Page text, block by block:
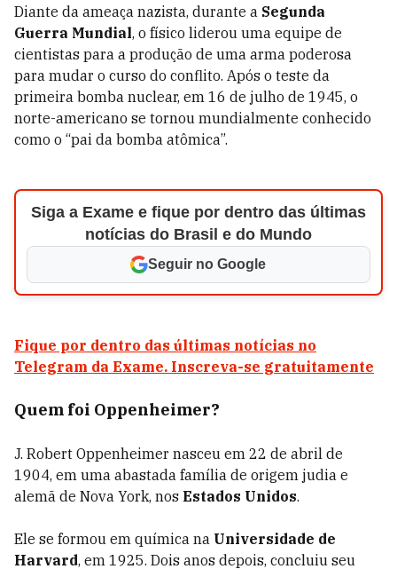
Diante da ameaça nazista, durante a Segunda
Guerra Mundial, o físico liderou uma equipe de
cientistas para a produção de uma arma poderosa
para mudar o curso do conflito. Após o teste da
primeira bomba nuclear, em 16 de julho de 1945, o
norte-americano se tornou mundialmente conhecido
como o “pai da bomba atômica”.
Siga a Exame e fique por dentro das últimas
notícias do Brasil e do Mundo
Seguir no Google
Fique por dentro das últimas notícias no
Telegram da Exame. Inscreva-se gratuitamente
Quem foi Oppenheimer?
J. Robert Oppenheimer nasceu em 22 de abril de
1904, em uma abastada família de origem judia e
alemã de Nova York, nos Estados Unidos.
Ele se formou em química na Universidade de
Harvard, em 1925. Dois anos depois, concluiu seu